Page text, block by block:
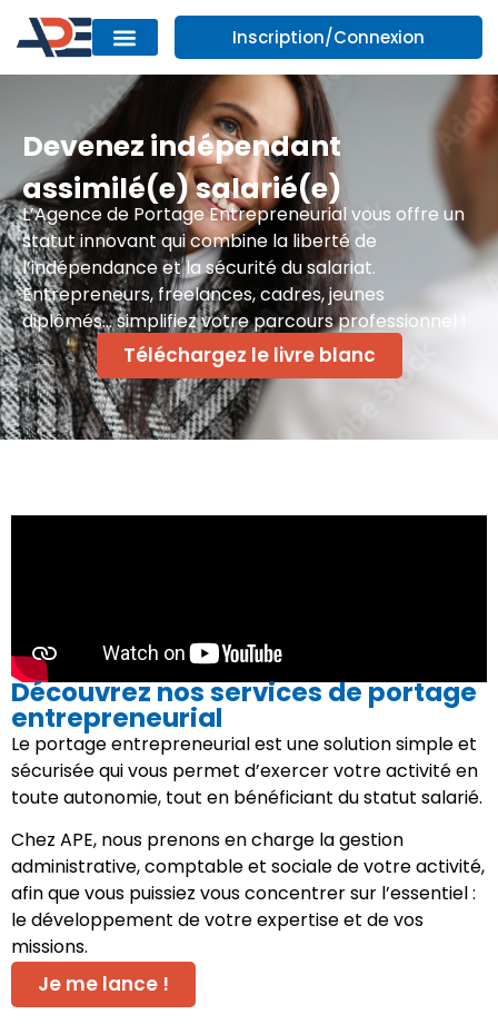
Inscription/Connexion
Devenez indépendant
assimilé(e) salarié(e)
L’Agence de Portage Entrepreneurial vous offre un
statut innovant qui combine la liberté de
l’indépendance et la sécurité du salariat.
Entrepreneurs, freelances, cadres, jeunes
diplômés… simplifiez votre parcours professionnel !
Téléchargez le livre blanc
Découvrez nos services de portage
entrepreneurial
Le portage entrepreneurial est une solution simple et
sécurisée qui vous permet d’exercer votre activité en
toute autonomie, tout en bénéficiant du statut salarié.
Chez APE, nous prenons en charge la gestion
administrative, comptable et sociale de votre activité,
afin que vous puissiez vous concentrer sur l’essentiel :
le développement de votre expertise et de vos
missions.
Je me lance !